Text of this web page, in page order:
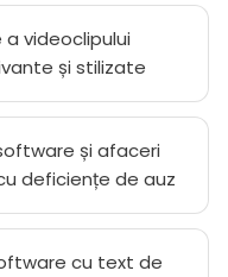
videoclipului
și stilizate
și afaceri
deficiențe de auz
cu text de